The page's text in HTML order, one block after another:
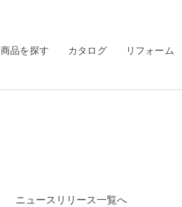
商品を探す カタログ リフォーム
ニュースリリース一覧へ